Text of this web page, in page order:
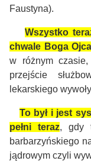
Faustyna).
Wszystko
chwale Boga
w różnym czasie,
przejście
lekarskiego
To był i jest
pełni teraz, gdy
barbarzyńskiego
jądrowym czyli